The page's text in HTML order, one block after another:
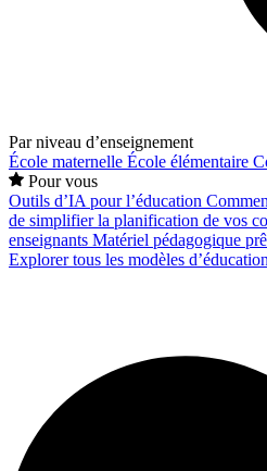
Par niveau d’enseignement
École maternelle École élémentaire
Pour vous
Outils d’IA pour l’éducation
de simplifier la planification de vos
enseignants Matériel pédagogique
Explorer tous les modèles d’éducation